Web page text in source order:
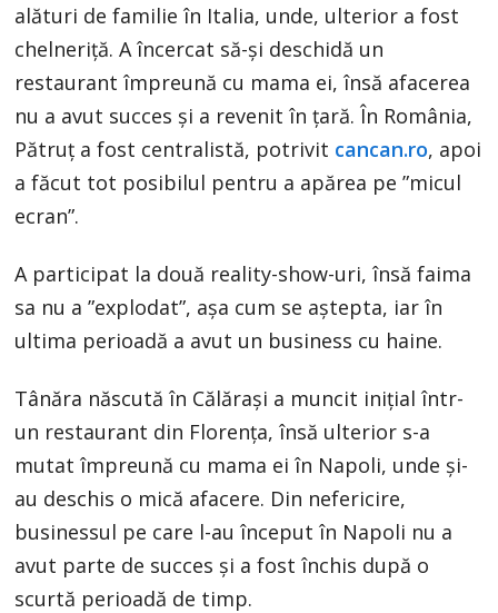
alături de familie în Italia, unde, ulterior a fost
chelneriță. A încercat să-și deschidă un
restaurant împreună cu mama ei, însă afacerea
nu a avut succes și a revenit în țară. În România,
Pătruț a fost centralistă, potrivit cancan.ro, apoi
a făcut tot posibilul pentru a apărea pe ”micul
ecran”.
A participat la două reality-show-uri, însă faima
sa nu a ”explodat”, așa cum se aștepta, iar în
ultima perioadă a avut un business cu haine.
Tânăra născută în Călărași a muncit inițial într-
un restaurant din Florența, însă ulterior s-a
mutat împreună cu mama ei în Napoli, unde și-
au deschis o mică afacere. Din nefericire,
businessul pe care l-au început în Napoli nu a
avut parte de succes și a fost închis după o
scurtă perioadă de timp.